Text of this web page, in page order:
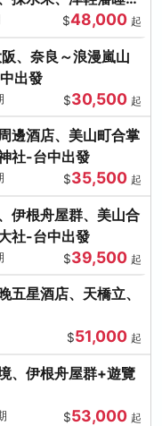
$48,000 起
、奈良～浪漫嵐山
出發
$30,500 起
邊酒店、美山町合掌
社-台中出發
$35,500 起
伊根舟屋群、美山合
社-台中出發
$39,500 起
五星酒店、天橋立、
$51,000 起
、伊根舟屋群+遊覽
$53,000 起